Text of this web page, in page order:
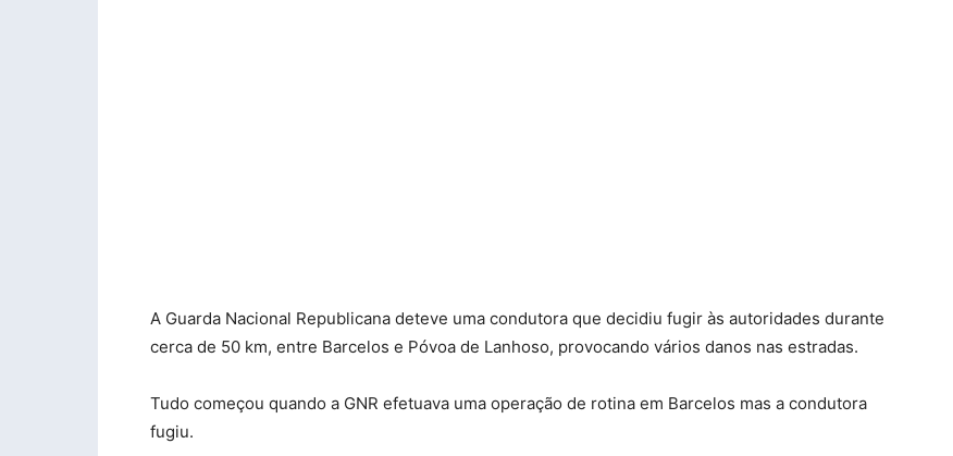
A Guarda Nacional Republicana deteve uma condutora que decidiu fugir às autoridades durante
cerca de 50 km, entre Barcelos e Póvoa de Lanhoso, provocando vários danos nas estradas.
Tudo começou quando a GNR efetuava uma operação de rotina em Barcelos mas a condutora
fugiu.